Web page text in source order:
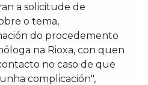
a solicitude de
o tema,
do procedemento
na Rioxa, con quen
no caso de que
complicación",